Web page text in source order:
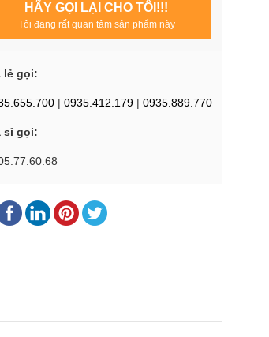
HÃY GỌI LẠI CHO TÔI!!!
Tôi đang rất quan tâm sản phẩm này
lẻ gọi:
| 0935.412.179 | 0935.889.770
sỉ gọi: